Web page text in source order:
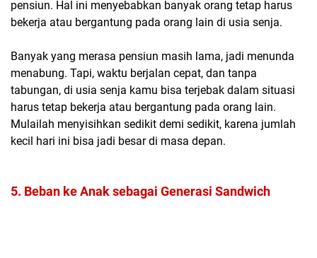
pensiun. Hal ini menyebabkan banyak orang tetap harus
bekerja atau bergantung pada orang lain di usia senja.
Banyak yang merasa pensiun masih lama, jadi menunda
menabung. Tapi, waktu berjalan cepat, dan tanpa
tabungan, di usia senja kamu bisa terjebak dalam situasi
harus tetap bekerja atau bergantung pada orang lain.
Mulailah menyisihkan sedikit demi sedikit, karena jumlah
kecil hari ini bisa jadi besar di masa depan.
5. Beban ke Anak sebagai Generasi Sandwich